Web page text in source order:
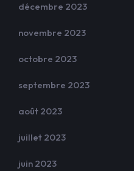
décembre 2023
novembre 2023
octobre 2023
septembre 2023
août 2023
juillet 2023
juin 2023